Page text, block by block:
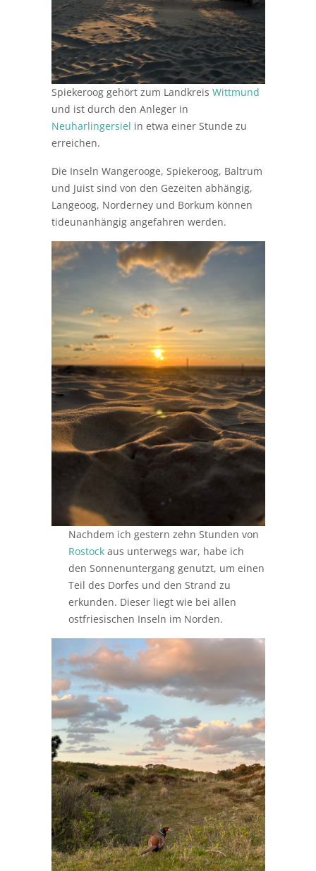
Spiekeroog gehört zum Landkreis Wittmund
und ist durch den Anleger in
Neuharlingersiel in etwa einer Stunde zu
erreichen.
Die Inseln Wangerooge, Spiekeroog, Baltrum
und Juist sind von den Gezeiten abhängig,
Langeoog, Norderney und Borkum können
tideunanhängig angefahren werden.
Nachdem ich gestern zehn Stunden von
Rostockaus unterwegs war, habe ich
den Sonnenuntergang genutzt, um einen
Teil des Dorfes und den Strand zu
erkunden. Dieser liegt wie bei allen
ostfriesischen Inseln im Norden.